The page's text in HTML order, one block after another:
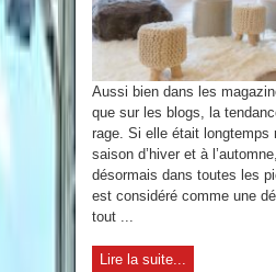
Aussi bien dans les
que sur les blogs, la
rage. Si elle était longtemps
saison d’hiver et à
désormais dans toutes les
est considéré comme une
tout ...
Lire la suite...